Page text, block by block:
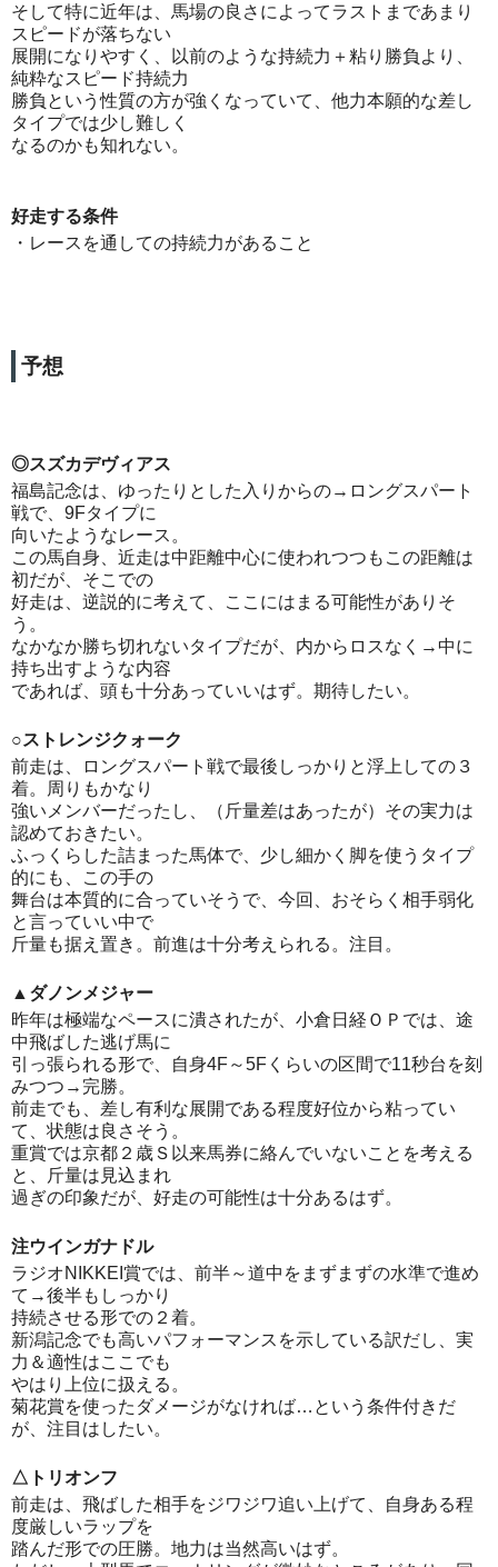
そして特に近年は、馬場の良さによってラストまであまり
スピードが落ちない
展開になりやすく、以前のような持続力＋粘り勝負より、
純粋なスピード持続力
勝負という性質の方が強くなっていて、他力本願的な差し
タイプでは少し難しく
なるのかも知れない。
好走する条件
・レースを通しての持続力があること
予想
◎スズカデヴィアス
福島記念は、ゆったりとした入りからの→ロングスパート
戦で、9Fタイプに
向いたようなレース。
この馬自身、近走は中距離中心に使われつつもこの距離は
初だが、そこでの
好走は、逆説的に考えて、ここにはまる可能性がありそ
う。
なかなか勝ち切れないタイプだが、内からロスなく→中に
持ち出すような内容
であれば、頭も十分あっていいはず。期待したい。
○ストレンジクォーク
前走は、ロングスパート戦で最後しっかりと浮上しての３
着。周りもかなり
強いメンバーだったし、（斤量差はあったが）その実力は
認めておきたい。
ふっくらした詰まった馬体で、少し細かく脚を使うタイプ
的にも、この手の
舞台は本質的に合っていそうで、今回、おそらく相手弱化
と言っていい中で
斤量も据え置き。前進は十分考えられる。注目。
▲ダノンメジャー
昨年は極端なペースに潰されたが、小倉日経ＯＰでは、途
中飛ばした逃げ馬に
引っ張られる形で、自身4F～5Fくらいの区間で11秒台を刻
みつつ→完勝。
前走でも、差し有利な展開である程度好位から粘ってい
て、状態は良さそう。
重賞では京都２歳Ｓ以来馬券に絡んでいないことを考える
と、斤量は見込まれ
過ぎの印象だが、好走の可能性は十分あるはず。
注ウインガナドル
ラジオNIKKEI賞では、前半～道中をまずまずの水準で進め
て→後半もしっかり
持続させる形での２着。
新潟記念でも高いパフォーマンスを示している訳だし、実
力＆適性はここでも
やはり上位に扱える。
菊花賞を使ったダメージがなければ…という条件付きだ
が、注目はしたい。
△トリオンフ
前走は、飛ばした相手をジワジワ追い上げて、自身ある程
度厳しいラップを
踏んだ形での圧勝。地力は当然高いはず。